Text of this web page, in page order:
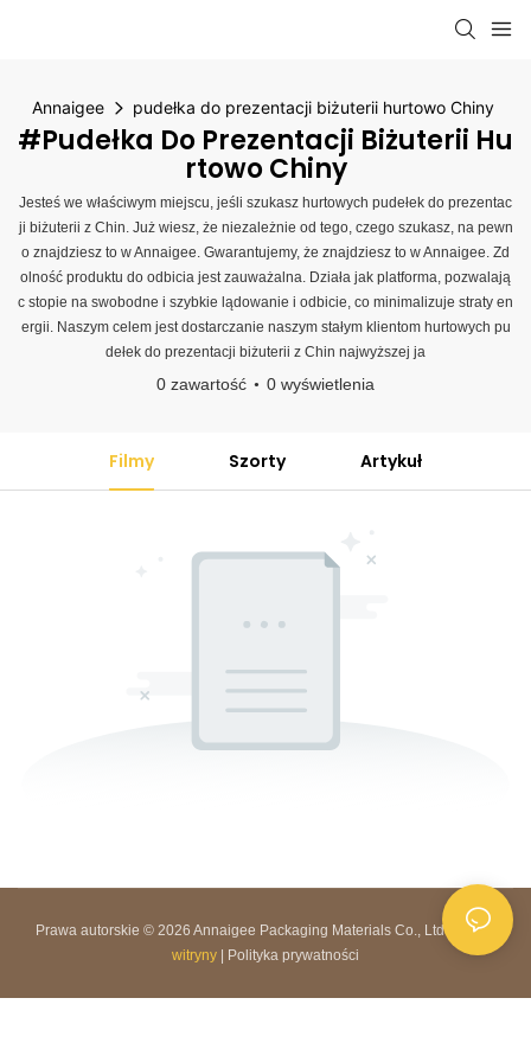
Annaigee pudełka do prezentacji biżuterii hurtowo Chiny
#pudełka Do Prezentacji Biżuterii Hu
Rtowo Chiny
Jesteś we właściwym miejscu, jeśli szukasz hurtowych pudełek do prezentac
ji biżuterii z Chin. Już wiesz, że niezależnie od tego, czego szukasz, na pewn
o znajdziesz to w Annaigee. Gwarantujemy, że znajdziesz to w Annaigee. Zd
olność produktu do odbicia jest zauważalna. Działa jak platforma, pozwalają
c stopie na swobodne i szybkie lądowanie i odbicie, co minimalizuje straty en
ergii. Naszym celem jest dostarczanie naszym stałym klientom hurtowych pu
dełek do prezentacji biżuterii z Chin najwyższej ja
0 zawartość 0 wyświetlenia
Filmy Szorty Artykuł
Prawa autorskie © 2026 Annaigee Packaging Materials Co., Ltd. |
Mapa
witryny | Polityka prywatności